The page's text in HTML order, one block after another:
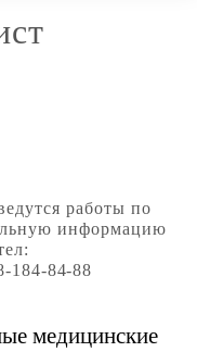
работы по
информацию
184-84-88
медицинские